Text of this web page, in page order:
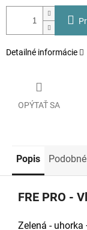
Detailné informácie
OPÝTAŤ SA
Popis
FRE PRO -
Zelená - uhorka